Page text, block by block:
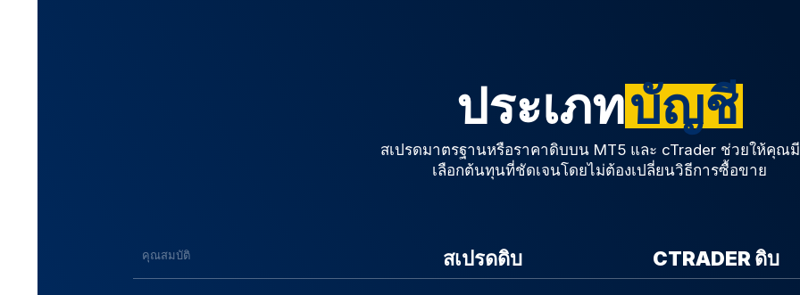
ประเภทบัญชี
สเปรดมาตรฐานหรือราคาดิบบน MT5 และ cTrader ช่วยให้คุณ
เลือกต้นทุนที่ชัดเจนโดยไม่ต้องเปลี่ยนวิธีการซื้อขาย
คุณสมบัติ สเปรดดิบ CTRADER ดิบ